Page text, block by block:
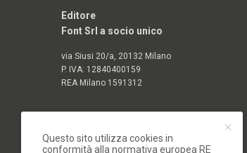
Editore
Font Srl a socio unico
via Siusi 20/a, 20132 Milano
P. IVA: 12840400159
REA Milano 1591312
Questo sito utilizza cookies in
conformità alla normativa europea RE